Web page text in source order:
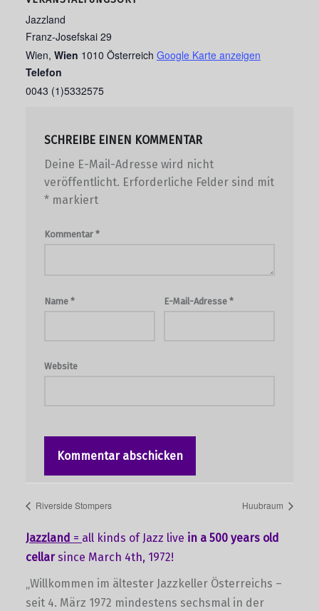
Jazzland
Franz-Josefskai 29
Wien, Wien 1010 Österreich Google Karte anzeigen
Telefon
0043 (1)5332575
SCHREIBE EINEN KOMMENTAR
Deine E-Mail-Adresse wird nicht
veröffentlicht. Erforderliche Felder sind mit
*markiert
Kommentar *
Name * E-Mail-Adresse*
Website
Riverside Stompers Huubraum
Jazzland = all kinds of Jazz live in a 500 years old
cellarsince March 4th, 1972!
„Willkommen im ältester Jazzkeller Österreichs –
seit 4. März 1972 mindestens sechsmal in der